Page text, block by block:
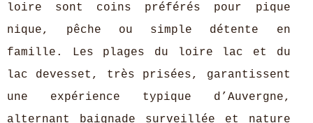
loire sont coins préférés pour pique
nique, pêche ou simple détente en
famille. Les plages du loire lac et du
lac devesset, très prisées, garantissent
une expérience typique d’Auvergne,
alternant baignade surveillée et nature